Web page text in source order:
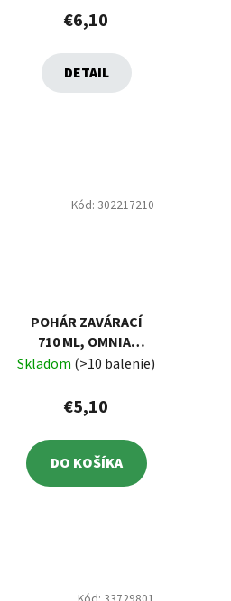
€6,10
DETAIL
POHÁR ZAVÁRACÍ
710 ML, OMNIA,
ZATLÁČACÍ, BEZ
10 KS
Skladom (>10 balenie)
€5,10
DO KOŠÍKA
Kód: 302217210